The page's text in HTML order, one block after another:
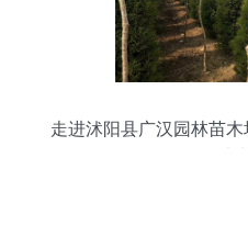
走进沭阳县广汉园林苗